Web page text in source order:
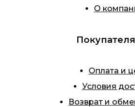
О
Оплата и
Условия
Возврат и